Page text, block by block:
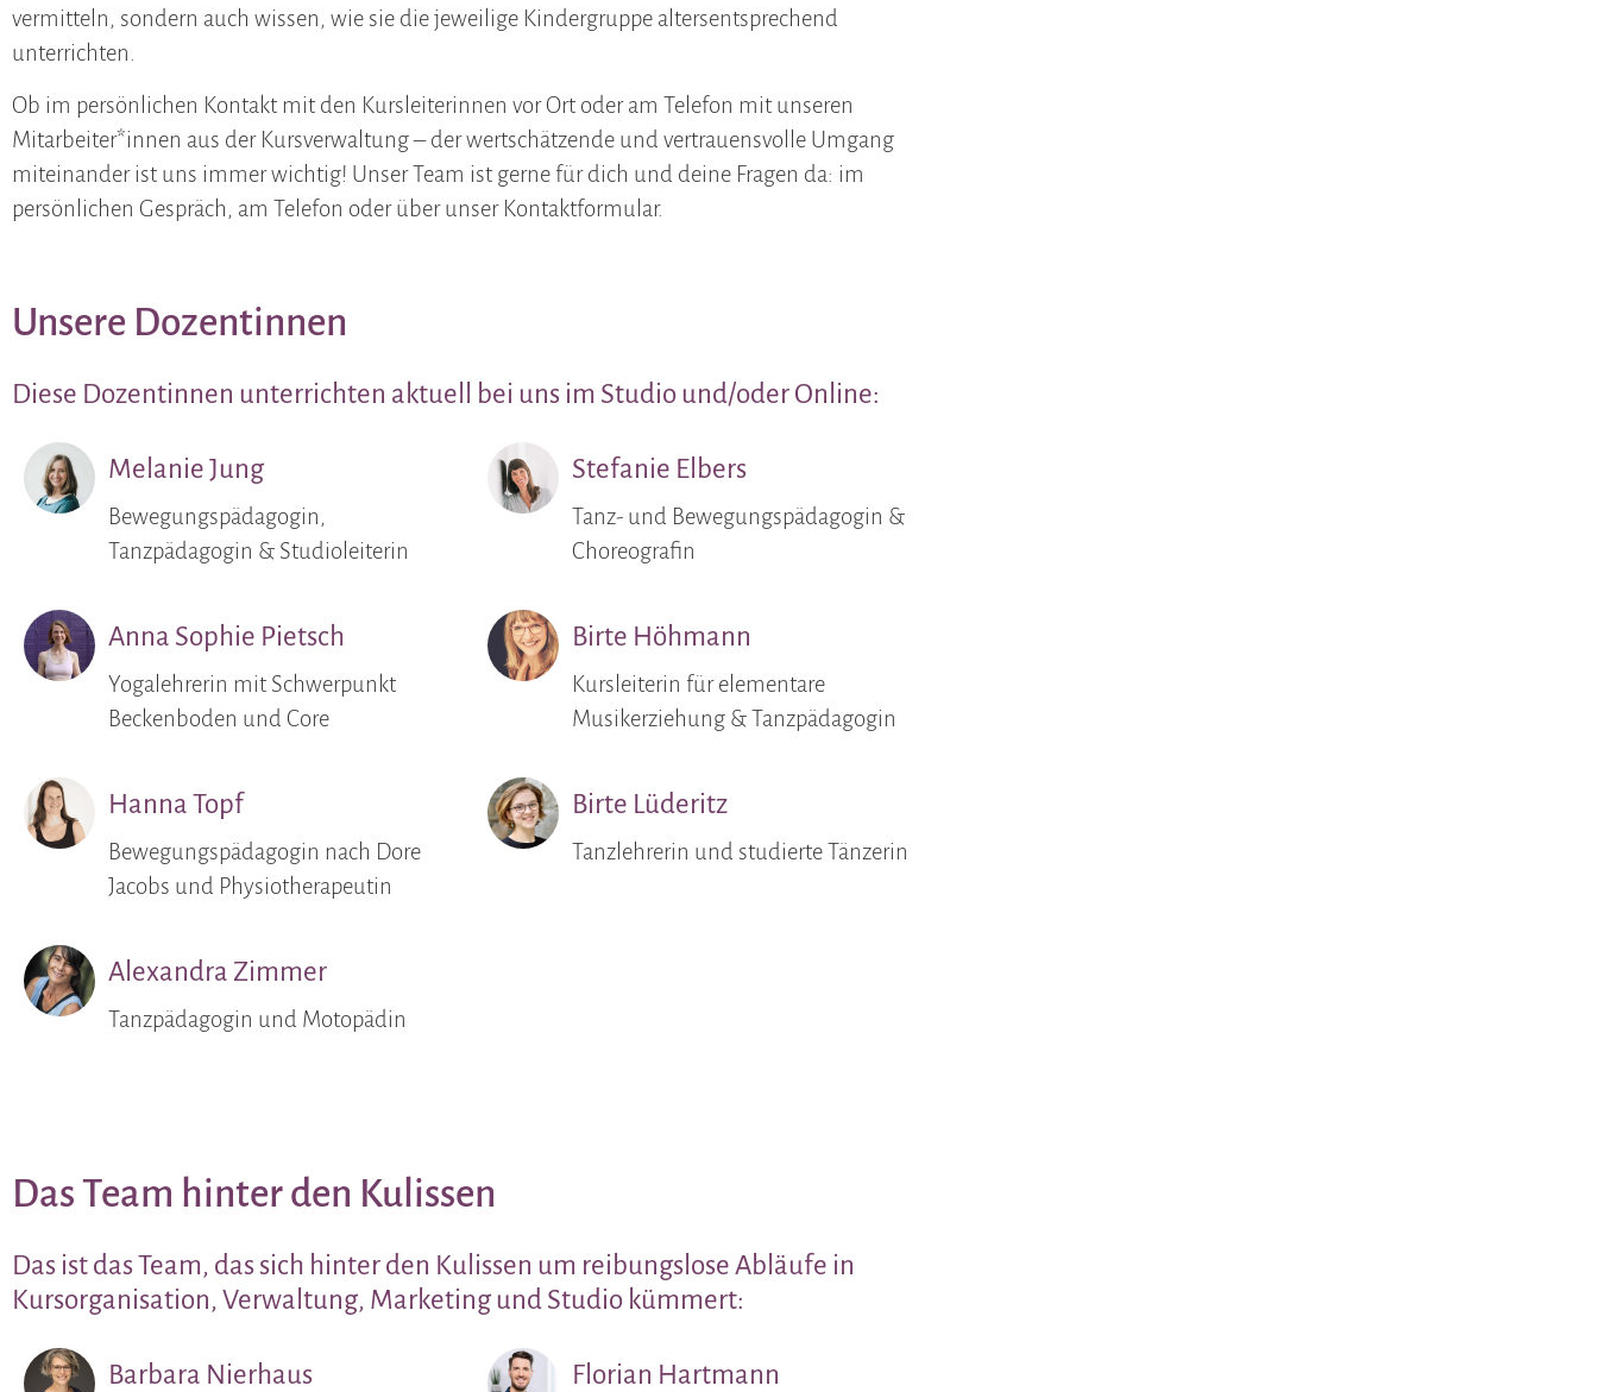
vermitteln, sondern auch wissen, wie sie die jeweilige Kindergruppe altersentsprechend
unterrichten.
Ob im persönlichen Kontakt mit den Kursleiterinnen vor Ort oder am Telefon mit unseren
Mitarbeiter*innen aus der Kursverwaltung – der wertschätzende und vertrauensvolle Umgang
miteinander ist uns immer wichtig! Unser Team ist gerne für dich und deine Fragen da: im
persönlichen Gespräch, am Telefon oder über unser Kontaktformular.
Unsere Dozentinnen
Diese Dozentinnen unterrichten aktuell bei uns im Studio und/oder Online:
Melanie Jung
Bewegungspädagogin,
Tanzpädagogin & Studioleiterin
Stefanie Elbers
Tanz- und Bewegungspädagogin &
Choreografin
Anna Sophie Pietsch
Yogalehrerin mit Schwerpunkt
Beckenboden und Core
Birte Höhmann
Kursleiterin für elementare
Musikerziehung & Tanzpädagogin
Hanna Topf
Bewegungspädagogin nach Dore
Jacobs und Physiotherapeutin
Birte Lüderitz
Tanzlehrerin und studierte Tänzerin
Alexandra Zimmer
Tanzpädagogin und Motopädin
Das Team hinter den Kulissen
Das ist das Team, das sich hinter den Kulissen um reibungslose Abläufe in
Kursorganisation, Verwaltung, Marketing und Studio kümmert:
Barbara Nierhaus Florian Hartmann